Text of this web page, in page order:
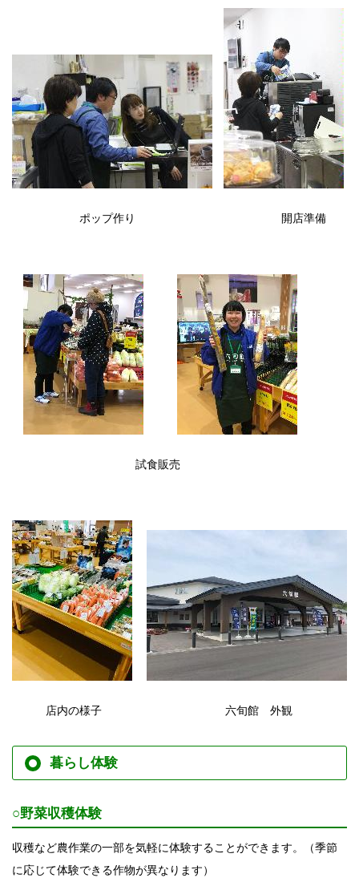
ポップ作り 開店準備
試食販売
店内の様子 六旬館 外観
暮らし体験
○野菜収穫体験
収穫など農作業の一部を気軽に体験することができます。
（季節
に応じて体験できる作物が異なります）